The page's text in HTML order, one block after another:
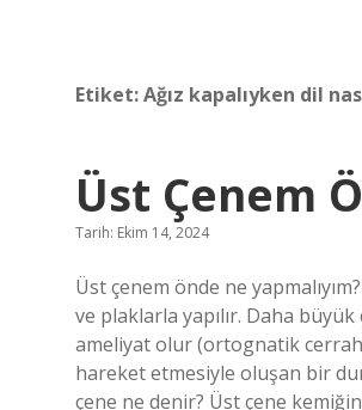
Etiket:Ağız kapalıyken dil
Üst Çenem
Tarih: Ekim 14, 2024
Üst çenem önde ne
ve plaklarla yapılır. Daha
ameliyat olur (ortognatik
hareket etmesiyle oluşan bir
çene ne denir? Üst çene